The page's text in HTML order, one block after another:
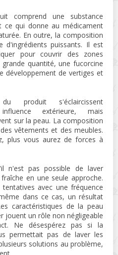
comprend une substance
ce qui donne au médicament
En outre, la composition
d'ingrédients puissants. Il est
pour couvrir des zones
quantité, une fucorcine
développement de vertiges et
produit s'éclaircissent
extérieure, mais
sur la peau. La composition
vêtements et des meubles.
plus vous aurez de forces à
n'est pas possible de laver
en une seule approche.
avec une fréquence
dans ce cas, un résultat
caractéristiques de la peau
jouent un rôle non négligeable
Ne désespérez pas si la
permettait pas de laver les
solutions au problème,